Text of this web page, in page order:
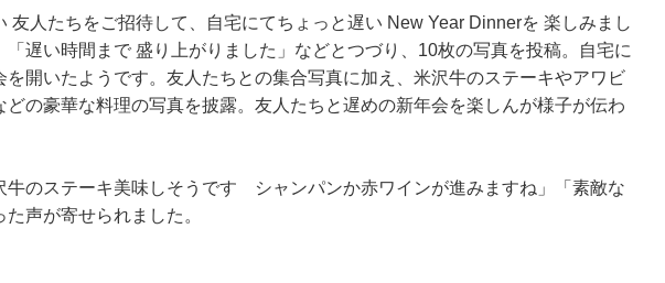
友人たちをご招待して、自宅にてちょっと遅い New Year Dinnerを 楽しみまし
「遅い時間まで 盛り上がりました」などとつづり、10枚の写真を投稿。自宅に
を開いたようです。友人たちとの集合写真に加え、米沢牛のステーキやアワビ
の豪華な料理の写真を披露。友人たちと遅めの新年会を楽しんが様子が伝わ
牛のステーキ美味しそうです シャンパンか赤ワインが進みますね」「素敵な
声が寄せられました。